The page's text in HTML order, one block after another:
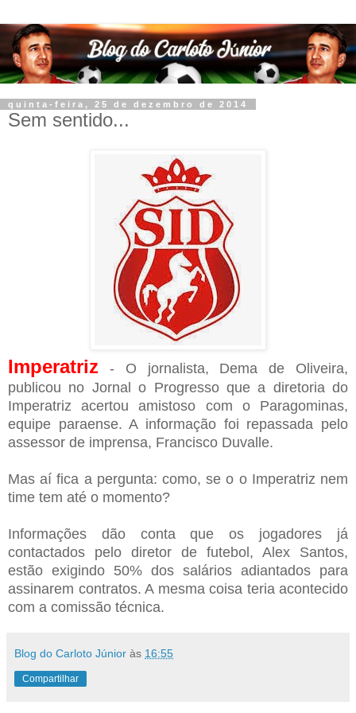
quinta-feira, 25 de dezembro de 2014
Sem sentido...
Imperatriz - O jornalista, Dema de Oliveira,
publicou no Jornal o Progresso que a diretoria do
Imperatriz acertou amistoso com o Paragominas,
equipe paraense. A informação foi repassada pelo
assessor de imprensa, Francisco Duvalle.
Mas aí fica a pergunta: como, se o o Imperatriz nem
time tem até o momento?
Informações dão conta que os jogadores já
contactados pelo diretor de futebol, Alex Santos,
estão exigindo 50% dos salários adiantados para
assinarem contratos. A mesma coisa teria acontecido
com a comissão técnica.
Blog do Carloto Júnior às 16:55
Compartilhar